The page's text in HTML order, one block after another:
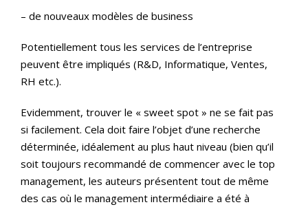
– de nouveaux modèles de business
Potentiellement tous les services de l’entreprise
peuvent être impliqués (R&D, Informatique, Ventes,
RH etc.).
Evidemment, trouver le « sweet spot » ne se fait pas
si facilement. Cela doit faire l’objet d’une recherche
déterminée, idéalement au plus haut niveau (bien qu’il
soit toujours recommandé de commencer avec le top
management, les auteurs présentent tout de même
des cas où le management intermédiaire a été à